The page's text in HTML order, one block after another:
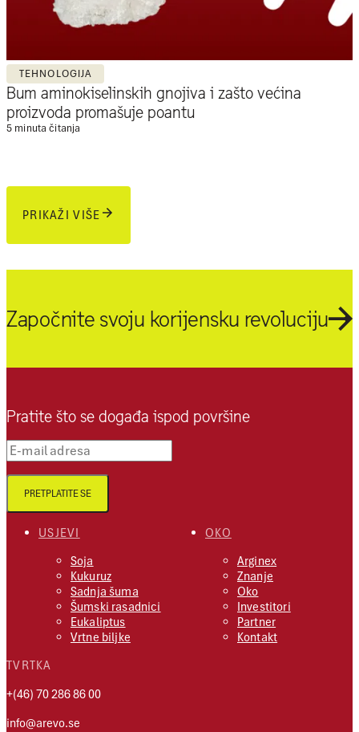
TEHNOLOGIJA
Bum aminokiselinskih gnojiva i zašto većina
proizvoda promašuje poantu
5 minuta čitanja
PRIKAŽI VIŠE
Započnite svoju korijensku revoluciju
USJEVI
Soja
Kukuruz
Sadnja šuma
Šumski rasadnici
Eukaliptus
Vrtne biljke
OKO
Arginex
Znanje
Oko
Investitori
Partner
Kontakt
TVRTKA
+(46) 70 286 86 00
info@arevo.se
Pratite što se događa ispod površine
E-mail adresa
PRETPLATITE SE